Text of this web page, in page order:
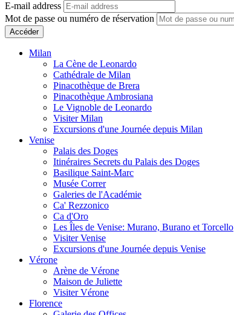
E-mail address
Mot de passe ou numéro de réservation
Accéder
Milan
La Cène de Leonardo
Cathédrale de Milan
Pinacothèque de Brera
Pinacothèque Ambrosiana
Le Vignoble de Leonardo
Visiter Milan
Excursions d'une Journée depuis Milan
Venise
Palais des Doges
Itinéraires Secrets du Palais des Doges
Basilique Saint-Marc
Musée Correr
Galeries de l'Académie
Ca' Rezzonico
Ca d'Oro
Les Îles de Venise: Murano, Burano et Torcello
Visiter Venise
Excursions d'une Journée depuis Venise
Vérone
Arène de Vérone
Maison de Juliette
Visiter Vérone
Florence